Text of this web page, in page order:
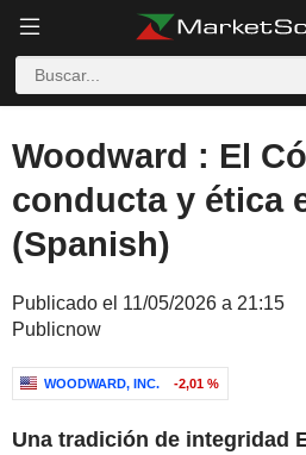
Woodward : El
conducta y ética
(Spanish)
Publicado el 11/05/2026 a 21:15
Publicnow
WOODWARD, INC. -2,01 %
Una tradición de integridad